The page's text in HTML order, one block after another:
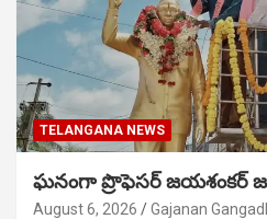
TELANGANA NEWS
ఘనంగా ప్రొఫెసర్ జయశంకర్
August 6, 2026 Gajanan